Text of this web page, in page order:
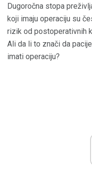
Dugoročna stopa
koji imaju operaciju su
rizik od postoperativnih
Ali da li to znači da
imati operaciju?